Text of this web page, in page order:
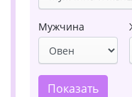
Мужчина
Показать